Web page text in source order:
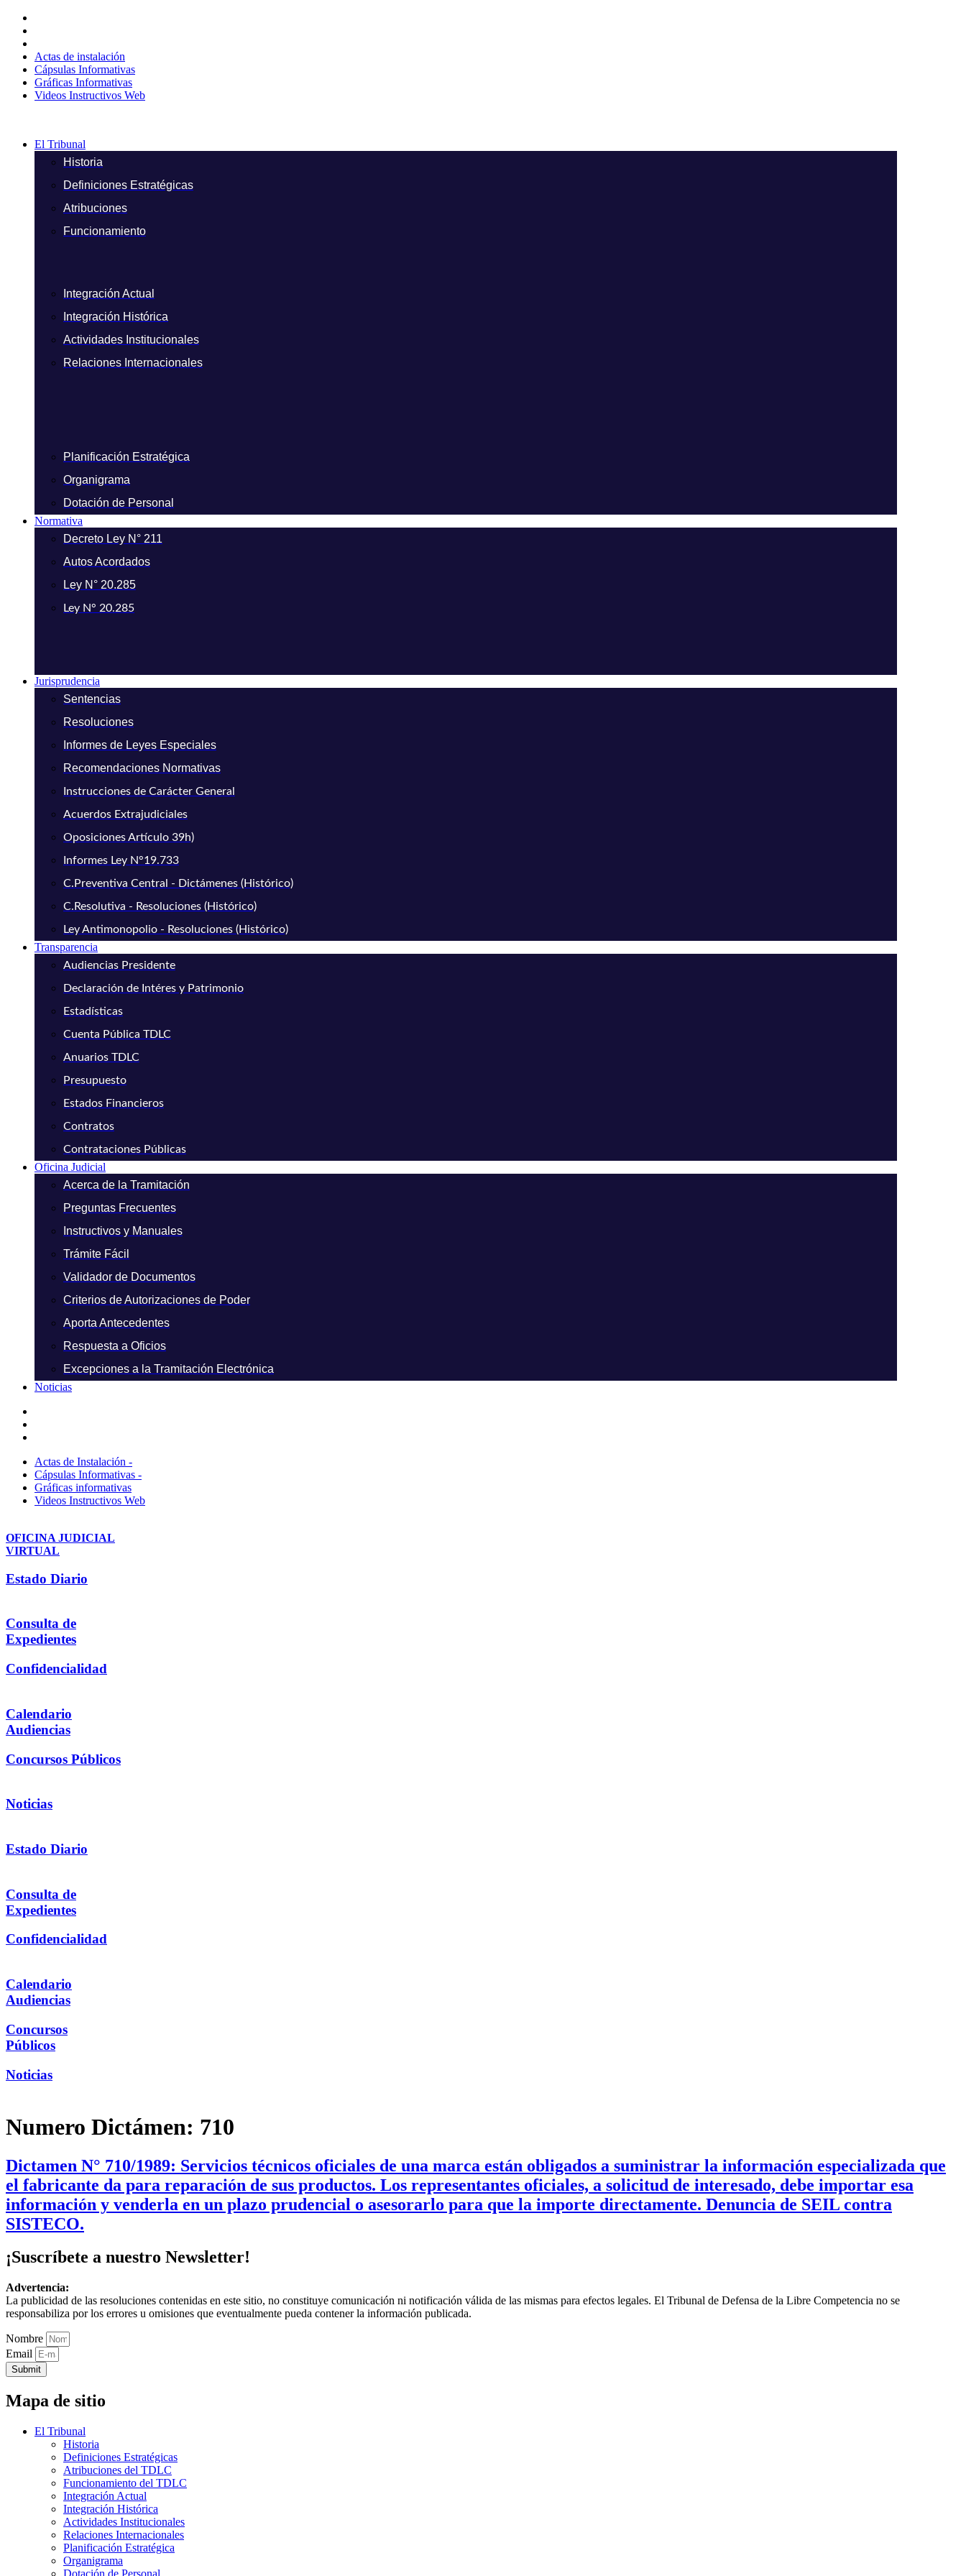
contenido
Actas de instalación
Cápsulas Informativas
Gráficas Informativas
Videos Instructivos Web
El Tribunal
Historia
Definiciones Estratégicas
Atribuciones
Funcionamiento
Integración Actual
Integración Histórica
Actividades Institucionales
Relaciones Internacionales
Planificación Estratégica
Organigrama
Dotación de Personal
Normativa
Decreto Ley N° 211
Autos Acordados
Ley N° 20.285
Ley N° 20.285
Jurisprudencia
Sentencias
Resoluciones
Informes de Leyes Especiales
Recomendaciones Normativas
Instrucciones de Carácter General
Acuerdos Extrajudiciales
Oposiciones Artículo 39h)
Informes Ley N°19.733
C.Preventiva Central - Dictámenes (Histórico)
C.Resolutiva - Resoluciones (Histórico)
Ley Antimonopolio - Resoluciones (Histórico)
Transparencia
Audiencias Presidente
Declaración de Intéres y Patrimonio
Estadísticas
Cuenta Pública TDLC
Anuarios TDLC
Presupuesto
Estados Financieros
Contratos
Contrataciones Públicas
Oficina Judicial
Acerca de la Tramitación
Preguntas Frecuentes
Instructivos y Manuales
Trámite Fácil
Validador de Documentos
Criterios de Autorizaciones de Poder
Aporta Antecedentes
Respuesta a Oficios
Excepciones a la Tramitación Electrónica
Noticias
Actas de Instalación -
Cápsulas Informativas -
Gráficas informativas
Videos Instructivos Web
OFICINA JUDICIAL
VIRTUAL
Estado Diario
Consulta de
Expedientes
Confidencialidad
Calendario
Audiencias
Concursos Públicos
Noticias
Estado Diario
Consulta de
Expedientes
Confidencialidad
Calendario
Audiencias
Concursos
Públicos
Noticias
Numero Dictámen: 710
Dictamen N° 710/1989: Servicios técnicos oficiales de una marca están obligados a suministrar la información especializada que
el fabricante da para reparación de sus productos. Los representantes oficiales, a solicitud de interesado, debe importar esa
información y venderla en un plazo prudencial o asesorarlo para que la importe directamente. Denuncia de SEIL contra
SISTECO.
¡Suscríbete a nuestro Newsletter!
Advertencia:
La publicidad de las resoluciones contenidas en este sitio, no constituye comunicación ni notificación válida de las mismas para efectos legales. El Tribunal de Defensa de la Libre Competencia no se
responsabiliza por los errores u omisiones que eventualmente pueda contener la información publicada.
Nombre
Email
Submit
Mapa de sitio
El Tribunal
Historia
Definiciones Estratégicas
Atribuciones del TDLC
Funcionamiento del TDLC
Integración Actual
Integración Histórica
Actividades Institucionales
Relaciones Internacionales
Planificación Estratégica
Organigrama